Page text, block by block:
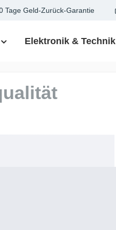
Tage Geld-Zurück-Garantie
Elektronik & Technik